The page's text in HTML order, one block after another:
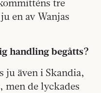
tre
en av Wanjas
handling begåtts?
ju även i Skandia,
men de lyckades